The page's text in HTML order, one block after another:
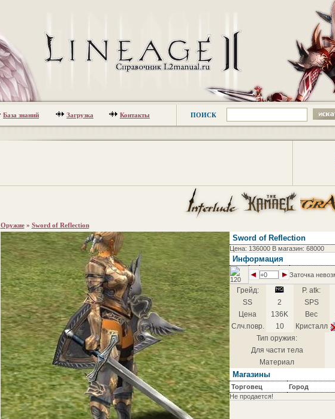
База знаний Загрузка Контакты ПОИСК
Оружие» Sword of Reflection
Sword of Reflection
Цена: 136000 В магазин: 68000
Информация
+0 Заточка
Грейд: P. atk:
SS
2 SPS
Цена
136K Вес
Слч.повр.
10 Кристалл
Тип оружия:
Для части тела
Материал
Магазины
Торговец Город
Не продается!